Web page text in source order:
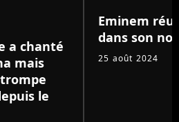
a chanté
mais
le
Eminem
dans son
25 août 2024